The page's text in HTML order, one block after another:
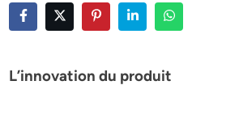
L’innovation du produit